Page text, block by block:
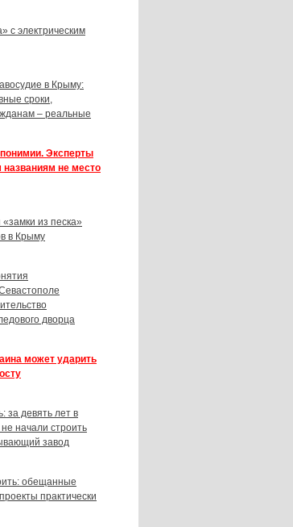
с электрическим
в Крыму:
сроки,
– реальные
Эксперты
названиям не место
из песка»
в Крыму
дворца
может ударить
за девять лет в
начали строить
завод
обещанные
практически